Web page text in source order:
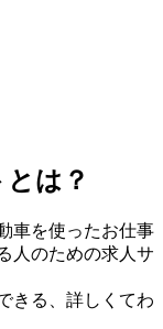
は？
車を使ったお仕事
人のための求人サ
きる、詳しくてわ